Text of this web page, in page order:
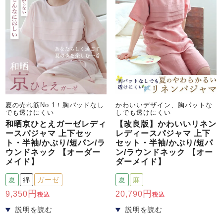
春 夏 秋 冬
ガールズパジャマ
サッカー/ちぢみ 楊
ニット/ストレッチ 起毛/フランネル
柄物
売れ筋ランキング
- Item Ranking -
新着商品
- New Arrival -
インナーウェア 生活雑貨 カタログギフト
売れ筋ランキング
- Item Ranking -
新着商品
- New Arrival -
目的別でさがす一覧はこちら
ズボン単品
すべてのメン
ズ
パジャマ
半袖
かぶり
SDGsの取り組み
夏の売れ筋No.1！胸パッドなし
でも透けにくい
和晒京ひとえガーゼレディ
ースパジャマ 上下セッ
ト・半袖/かぶり/短パン/ラ
ウンドネック 【オーダー
メイド】
夏 綿 ガーゼ
9,350 税込
かわいいデザイン、胸パットな
しでも透けにくい
【改良版】かわいいリネン
レディースパジャマ 上下
セット・半袖/かぶり/短パ
ン/ラウンドネック 【オー
ダーメイド】
夏 麻
20,790 税込